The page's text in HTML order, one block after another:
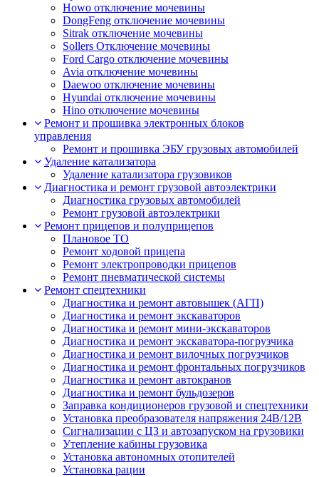
Howo отключение мочевины
DongFeng отключение мочевины
Sitrak отключение мочевины
Sollers Отключение мочевины
Ford Cargo отключение мочевины
Avia отключение мочевины
Daewoo отключение мочевины
Hyundai отключение мочевины
Hino отключение мочевины
Ремонт и прошивка электронных блоков
управления
Ремонт и прошивка ЭБУ грузовых автомобилей
Удаление катализатора
Удаление катализатора грузовиков
Диагностика и ремонт грузовой автоэлектрики
Диагностика грузовых автомобилей
Ремонт грузовой автоэлектрики
Ремонт прицепов и полуприцепов
Плановое ТО
Ремонт ходовой прицепа
Ремонт электропроводки прицепов
Ремонт пневматической системы
Ремонт спецтехники
Диагностика и ремонт автовышек (АГП)
Диагностика и ремонт экскаваторов
Диагностика и ремонт мини-экскаваторов
Диагностика и ремонт экскаватора-погрузчика
Диагностика и ремонт вилочных погрузчиков
Диагностика и ремонт фронтальных погрузчиков
Диагностика и ремонт автокранов
Диагностика и ремонт бульдозеров
Заправка кондиционеров грузовой и спецтехники
Установка преобразователя напряжения 24В/12В
Сигнализации с ЦЗ и автозапуском на грузовики
Утепление кабины грузовика
Установка автономных отопителей
Установка рации